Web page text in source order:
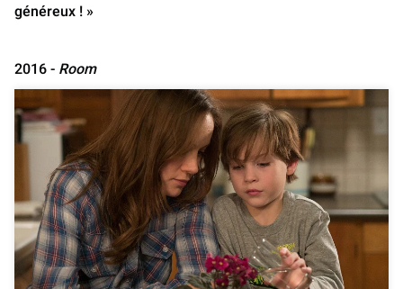
généreux ! »
2016 - Room